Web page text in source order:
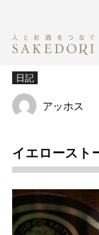
日記
アッホス
イエロースト